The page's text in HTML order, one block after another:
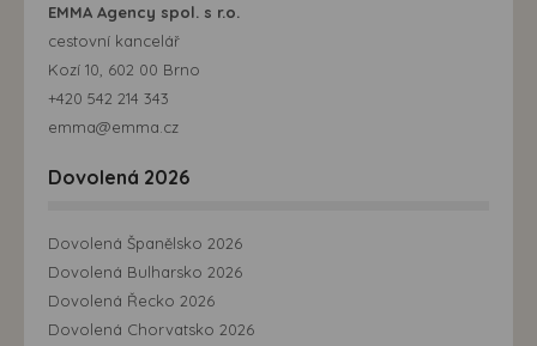
EMMA Agency spol. s r.o.
cestovní kancelář
Kozí 10, 602 00 Brno
+420 542 214 343
emma@emma.cz
Dovolená 2026
Dovolená Španělsko 2026
Dovolená Bulharsko 2026
Dovolená Řecko 2026
Dovolená Chorvatsko 2026